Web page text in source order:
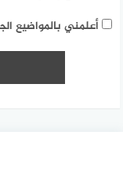
أعلمني بالمواضيع